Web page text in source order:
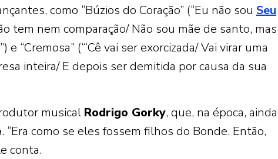
como “Búzios do Coração” (“Eu não sou Seu
tem nem comparação/ Não sou mãe de santo, mas
“Cremosa” (“‘Cê vai ser exorcizada/ Vai virar uma
inteira/ E depois ser demitida por causa da sua
musical Rodrigo Gorky, que, na época, ainda
. “Era como se eles fossem filhos do Bonde. Então,
conta.